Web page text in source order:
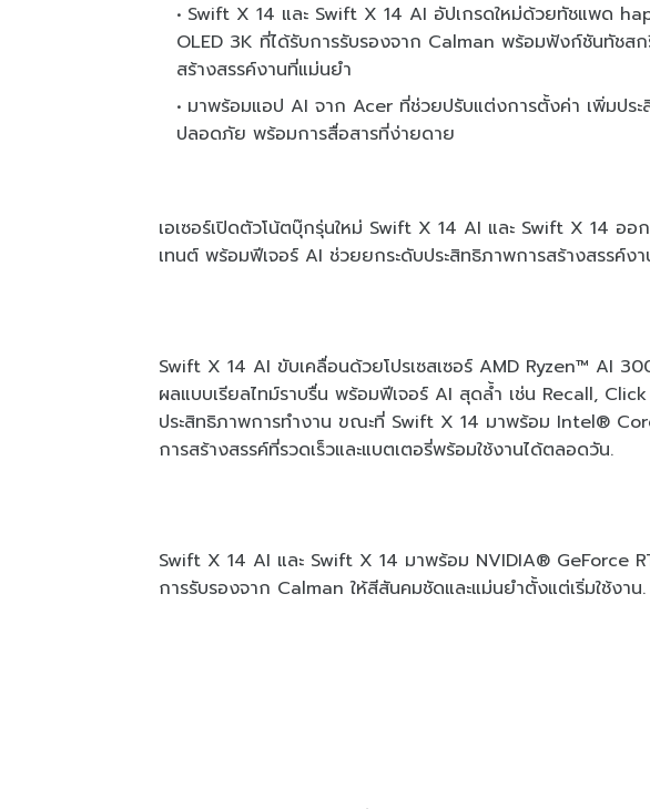
Swift X 14 และ Swift X 14 AI อัปเกรดใหม่ด้วยทัชแพด
OLED 3K ที่ได้รับการรับรองจาก Calman พร้อมฟังก์ชันทัชส
สร้างสรรค์งานที่แม่นยำ
มาพร้อมแอป AI จาก Acer ที่ช่วยปรับแต่งการตั้งค่า เพิ่มประ
ปลอดภัย พร้อมการสื่อสารที่ง่ายดาย
เอเซอร์เปิดตัวโน้ตบุ๊กรุ่นใหม่ Swift X 14 AI และ Swift X 14 ออ
เทนต์ พร้อมฟีเจอร์ AI ช่วยยกระดับประสิทธิภาพการสร้างสรรค์งา
Swift X 14 AI ขับเคลื่อนด้วยโปรเซสเซอร์ AMD Ryzen™ AI
ผลแบบเรียลไทม์ราบรื่น พร้อมฟีเจอร์ AI สุดล้ำ เช่น Recall,
ประสิทธิภาพการทำงาน ขณะที่ Swift X 14 มาพร้อม Intel®
การสร้างสรรค์ที่รวดเร็วและแบตเตอรี่พร้อมใช้งานได้ตลอดวัน.
Swift X 14 AI และ Swift X 14 มาพร้อม NVIDIA® GeForce
การรับรองจาก Calman ให้สีสันคมชัดและแม่นยำตั้งแต่เริ่มใช้งาน.